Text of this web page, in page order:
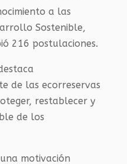
a las
Sostenible,
216 postulaciones.
de las ecorreservas
restablecer y
de los
motivación